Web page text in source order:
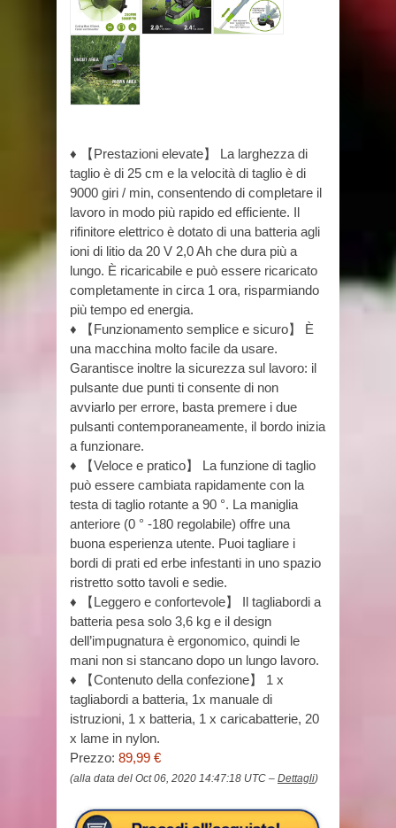
♦ 【Prestazioni elevate】 La larghezza di
taglio è di 25 cm e la velocità di taglio è di
9000 giri / min, consentendo di completare il
lavoro in modo più rapido ed efficiente. Il
rifinitore elettrico è dotato di una batteria agli
ioni di litio da 20 V 2,0 Ah che dura più a
lungo. È ricaricabile e può essere ricaricato
completamente in circa 1 ora, risparmiando
più tempo ed energia.
♦ 【Funzionamento semplice e sicuro】 È
una macchina molto facile da usare.
Garantisce inoltre la sicurezza sul lavoro: il
pulsante due punti ti consente di non
avviarlo per errore, basta premere i due
pulsanti contemporaneamente, il bordo inizia
a funzionare.
♦ 【Veloce e pratico】 La funzione di taglio
può essere cambiata rapidamente con la
testa di taglio rotante a 90 °. La maniglia
anteriore (0 ° -180 regolabile) offre una
buona esperienza utente. Puoi tagliare i
bordi di prati ed erbe infestanti in uno spazio
ristretto sotto tavoli e sedie.
♦ 【Leggero e confortevole】 Il tagliabordi a
batteria pesa solo 3,6 kg e il design
dell’impugnatura è ergonomico, quindi le
mani non si stancano dopo un lungo lavoro.
♦ 【Contenuto della confezione】 1 x
tagliabordi a batteria, 1x manuale di
istruzioni, 1 x batteria, 1 x caricabatterie, 20
x lame in nylon.
Prezzo: 89,99 €
(alla data del Oct 06, 2020 14:47:18 UTC – Dettagli)